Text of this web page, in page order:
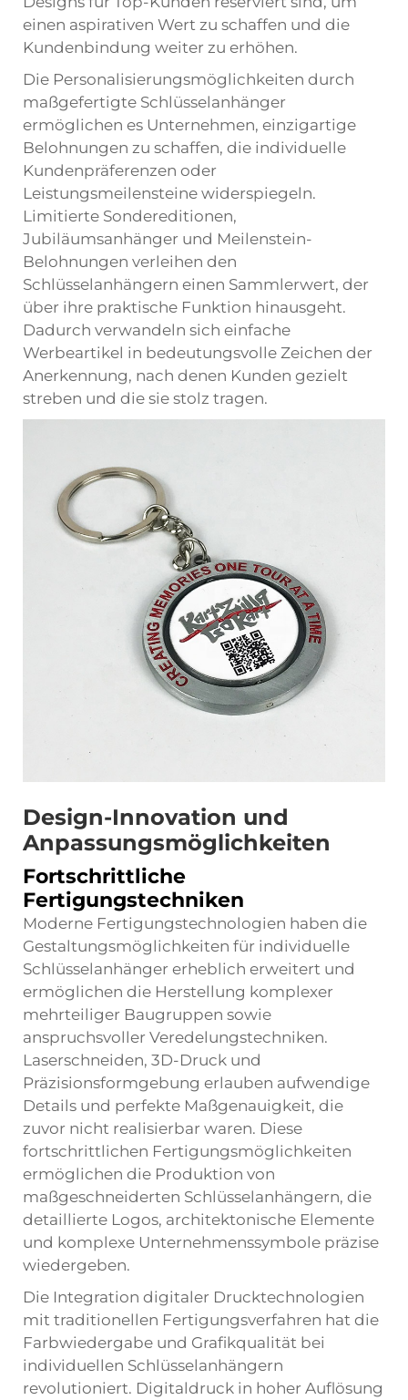
einen aspirativen Wert zu schaffen und die
Kundenbindung weiter zu erhöhen.
Die Personalisierungsmöglichkeiten durch
maßgefertigte Schlüsselanhänger
ermöglichen es Unternehmen, einzigartige
Belohnungen zu schaffen, die individuelle
Kundenpräferenzen oder
Leistungsmeilensteine widerspiegeln.
Limitierte Sondereditionen,
Jubiläumsanhänger und Meilenstein-
Belohnungen verleihen den
Schlüsselanhängern einen Sammlerwert, der
über ihre praktische Funktion hinausgeht.
Dadurch verwandeln sich einfache
Werbeartikel in bedeutungsvolle Zeichen der
Anerkennung, nach denen Kunden gezielt
streben und die sie stolz tragen.
Design-Innovation und
Anpassungsmöglichkeiten
Fortschrittliche
Fertigungstechniken
Moderne Fertigungstechnologien haben die
Gestaltungsmöglichkeiten für individuelle
Schlüsselanhänger erheblich erweitert und
ermöglichen die Herstellung komplexer
mehrteiliger Baugruppen sowie
anspruchsvoller Veredelungstechniken.
Laserschneiden, 3D-Druck und
Präzisionsformgebung erlauben aufwendige
Details und perfekte Maßgenauigkeit, die
zuvor nicht realisierbar waren. Diese
fortschrittlichen Fertigungsmöglichkeiten
ermöglichen die Produktion von
maßgeschneiderten Schlüsselanhängern, die
detaillierte Logos, architektonische Elemente
und komplexe Unternehmenssymbole präzise
wiedergeben.
Die Integration digitaler Drucktechnologien
mit traditionellen Fertigungsverfahren hat die
Farbwiedergabe und Grafikqualität bei
individuellen Schlüsselanhängern
revolutioniert. Digitaldruck in hoher Auflösung